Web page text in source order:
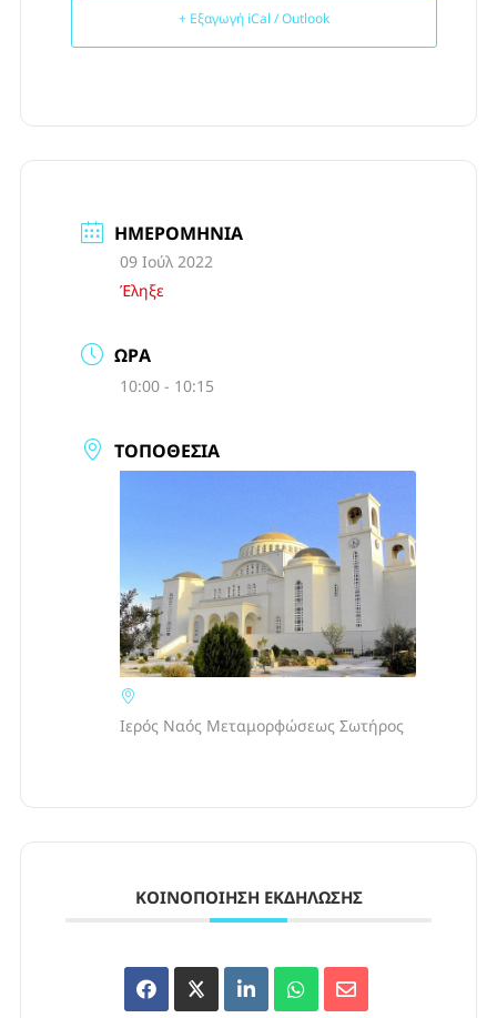
+ Εξαγωγή iCal / Outlook
ΗΜΕΡΟΜΗΝΊΑ
09 Ιούλ 2022
Έληξε
ΏΡΑ
10:00 - 10:15
ΤΟΠΟΘΕΣΊΑ
Ιερός Ναός Μεταμορφώσεως Σωτήρος
ΚΟΙΝΟΠΟΊΗΣΗ ΕΚΔΉΛΩΣΗΣ